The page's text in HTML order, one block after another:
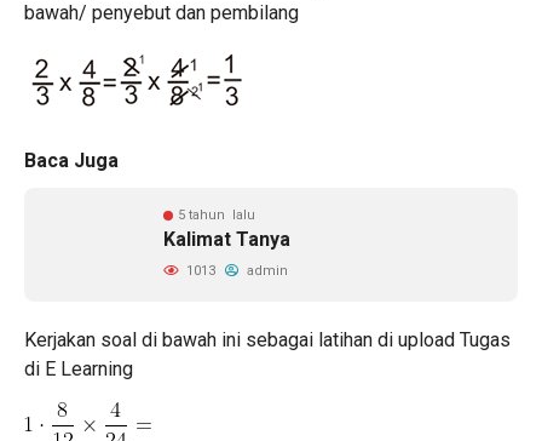
bawah/ penyebut dan pembilang
Baca Juga
5 tahun lalu
Kalimat Tanya
1013 admin
Kerjakan soal di bawah ini sebagai latihan di upload Tugas
di E Learning